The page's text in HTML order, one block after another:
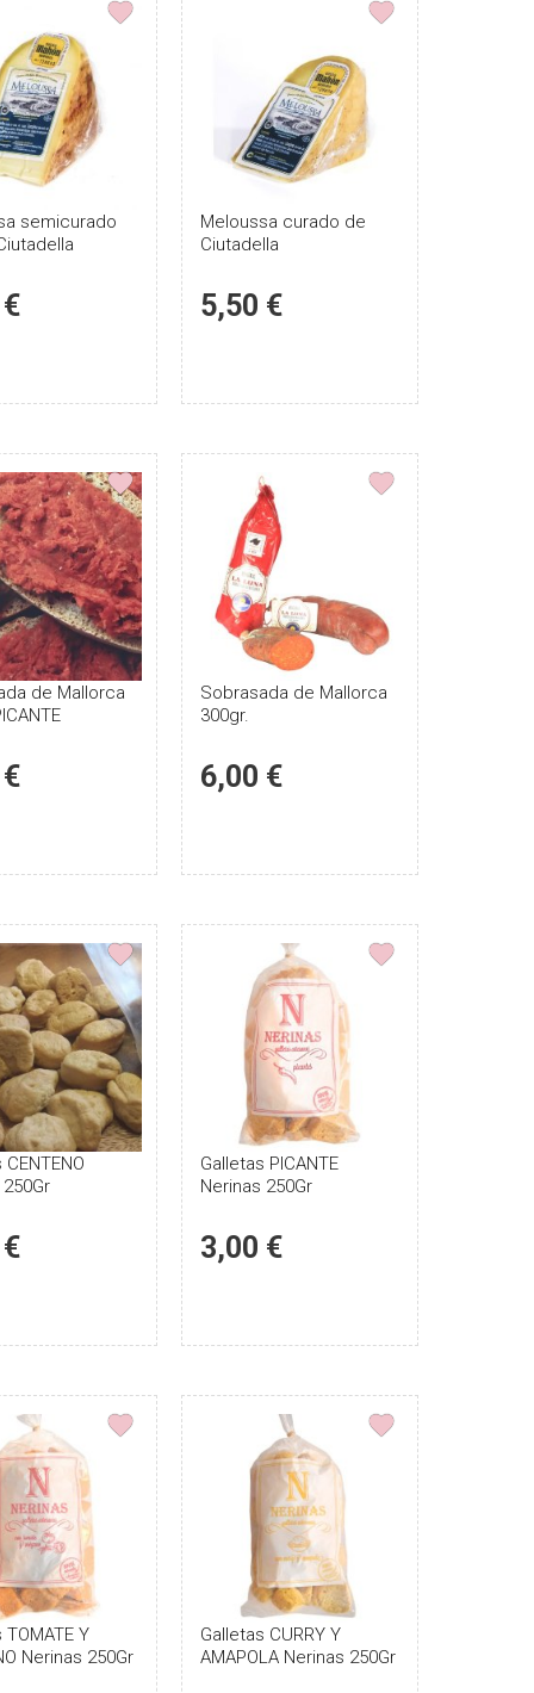
Puntúe
el
semicurado
Puntúe
el
de Mallorca
Puntúe
Puntúe
el
Y
Nerinas 250Gr
Puntúe
Meloussa curado de
Ciutadella
5,50 €
Puntúe
Sobrasada de Mallorca
300gr.
6,00 €
Puntúe
Galletas PICANTE
Nerinas 250Gr
3,00 €
Puntúe
el
Galletas CURRY Y
AMAPOLA Nerinas 250Gr